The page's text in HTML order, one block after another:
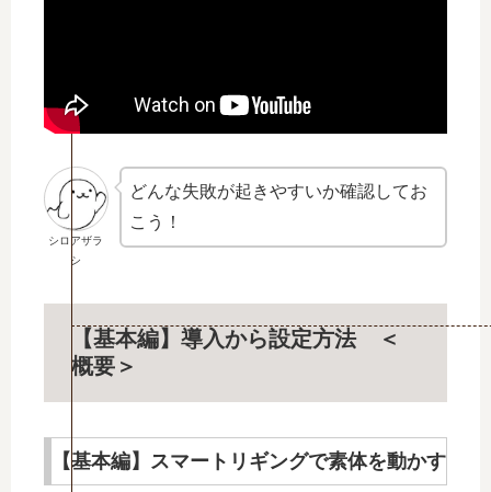
シロアザラ
シ
どんな失敗が起きやすいか確認してお
こう！
【基本編】導入から設定方法 ＜
概要＞
【基本編】スマートリギングで素体を動かす